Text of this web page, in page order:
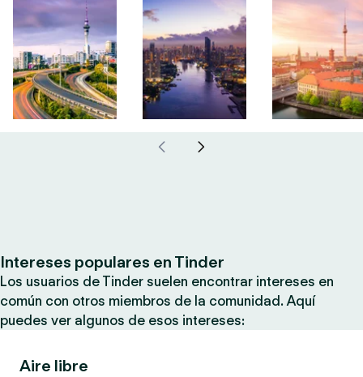
Intereses populares en Tinder
Los usuarios de Tinder suelen encontrar intereses en
común con otros miembros de la comunidad. Aquí
puedes ver algunos de esos intereses:
Aire libre